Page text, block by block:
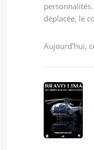
déplacée, le
Aujourd’hui,